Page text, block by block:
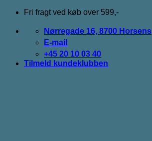
Fortsæt
indhold
Fri fragt ved køb over 599,-
Nørregade 16, 8700 Horsens
E-mail
+45 20 10 03 40
Tilmeld kundeklubben